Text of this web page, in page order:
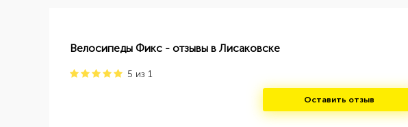
Велосипеды Фикс - отзывы в Лисаковске
5 из 1
Оставить отзыв